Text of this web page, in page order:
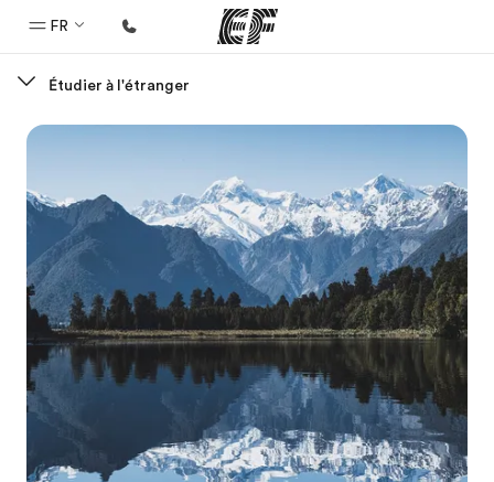
FR
Bienvenue chez EF
Programmes
Nos offres
Bureaux
Trouver un bureau
A propos de nous
Qui sommes-nous ?
EF recrute
Rejoignez nos équipes
Étudier à l'étranger